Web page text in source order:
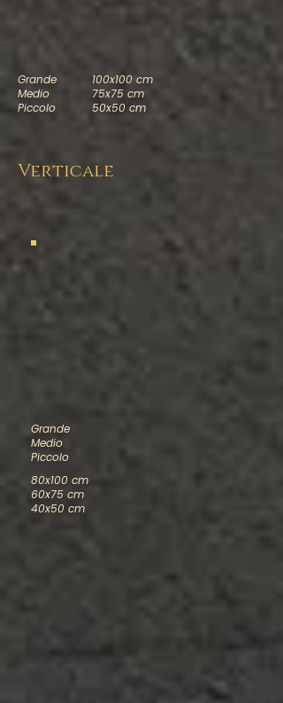
Grande
Medio
Piccolo
100x100 cm
75x75 cm
50x50 cm
Verticale
Grande
Medio
Piccolo
80x100 cm
60x75 cm
40x50 cm